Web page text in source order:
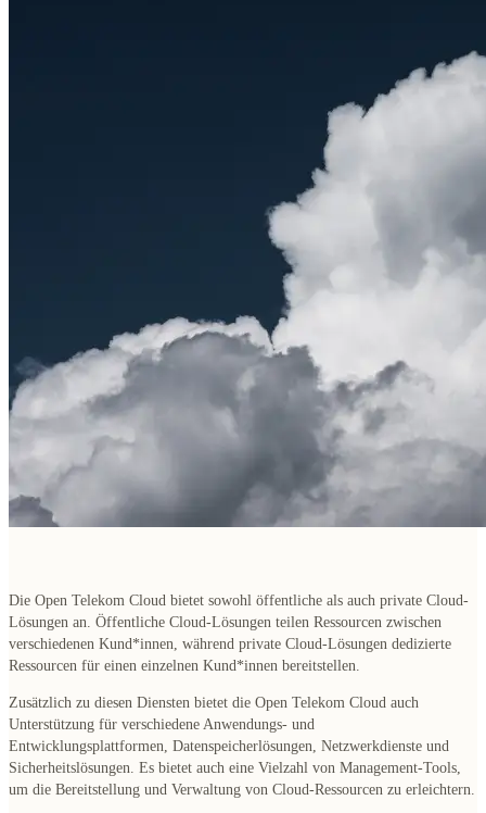
Die Open Telekom Cloud bietet sowohl öffentliche als auch private Cloud-
Lösungen an. Öffentliche Cloud-Lösungen teilen Ressourcen zwischen
verschiedenen Kund*innen, während private Cloud-Lösungen dedizierte
Ressourcen für einen einzelnen Kund*innen bereitstellen.
Zusätzlich zu diesen Diensten bietet die Open Telekom Cloud auch
Unterstützung für verschiedene Anwendungs- und
Entwicklungsplattformen, Datenspeicherlösungen, Netzwerkdienste und
Sicherheitslösungen. Es bietet auch eine Vielzahl von Management-Tools,
um die Bereitstellung und Verwaltung von Cloud-Ressourcen zu erleichtern.